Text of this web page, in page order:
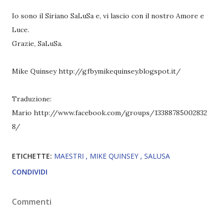
Io sono il Siriano SaLuSa e, vi lascio con il nostro Amore e
Luce.
Grazie, SaLuSa.
Mike Quinsey http://gfbymikequinsey.blogspot.it/
Traduzione:
Mario http://www.facebook.com/groups/13388785002832
8/
ETICHETTE: MAESTRI MIKE QUINSEY
SALUSA
CONDIVIDI
Commenti